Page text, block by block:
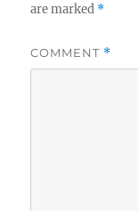
are marked *
COMMENT *